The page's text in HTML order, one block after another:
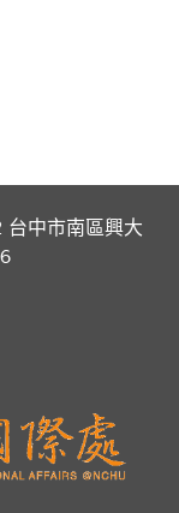
台中市南區興大